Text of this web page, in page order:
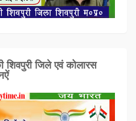
शिवपुरी जिले एवं कोलारस